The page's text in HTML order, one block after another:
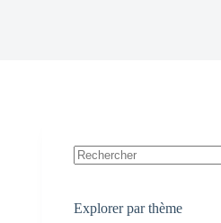
Explorer par thème